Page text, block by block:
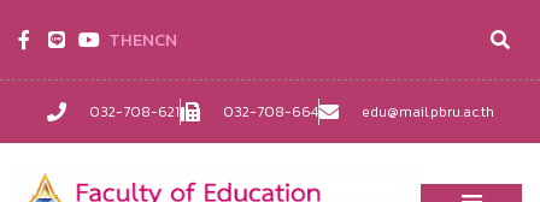
032-708-621 032-708-664 edu@mail.pbru.ac.th
THENCN